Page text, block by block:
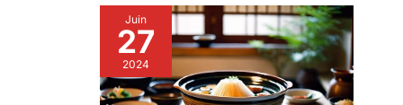
Juin
27
2024